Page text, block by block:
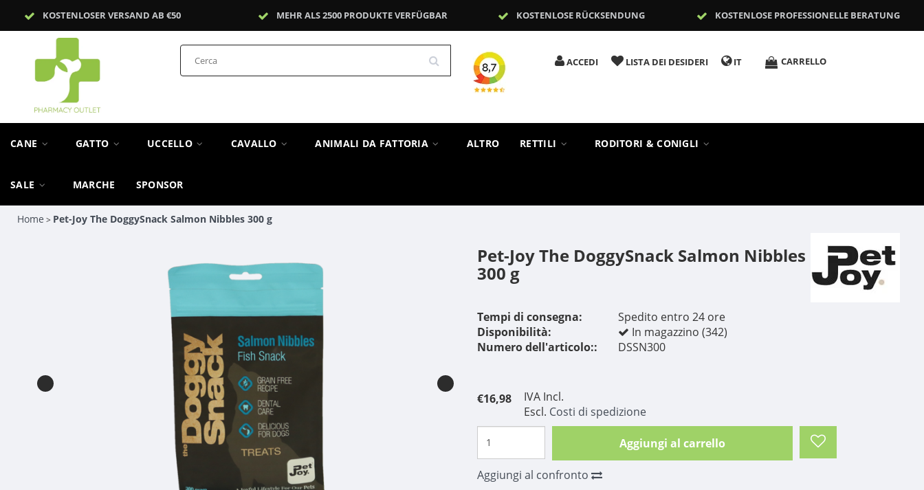
KOSTENLOSER VERSAND AB €50 MEHR ALS 2500 PRODUKTE VERFÜGBAR KOSTENLOSE RÜCKSENDUNG KOSTENLOSE PROFESSIONELLE BERATUNG
ACCEDI LISTA DEI DESIDERI IT CARRELLO
CANE GATTO UCCELLO CAVALLO ANIMALI DA FATTORIA ALTRO RETTILI RODITORI & CONIGLI
SALE MARCHE SPONSOR
Home > Pet-Joy The DoggySnack Salmon Nibbles 300 g
Pet-Joy The DoggySnack Salmon Nibbles
300 g
Tempi di consegna:
Spedito entro 24 ore
Disponibilità:
In magazzino (342)
Numero dell'articolo::
DSSN300
€16,98
IVA Incl.
Escl. Costi di spedizione
Aggiungi al carrello
Aggiungi al confronto